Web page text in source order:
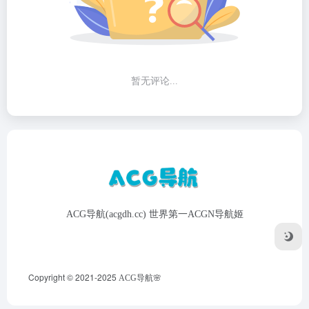
暂无评论...
ACG导航(acgdh.cc) 世界第一ACGN导航姬
Copyright © 2021-2025 ACG导航🌸